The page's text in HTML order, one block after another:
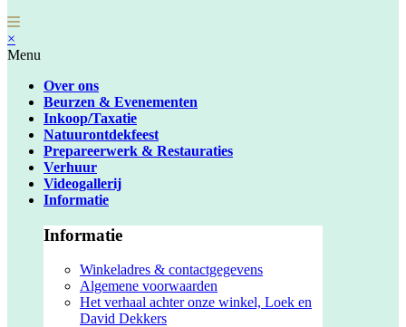
×
Menu
Over ons
Beurzen & Evenementen
Inkoop/Taxatie
Natuurontdekfeest
Prepareerwerk & Restauraties
Verhuur
Videogallerij
Informatie
Informatie
Winkeladres & contactgegevens
Algemene voorwaarden
Het verhaal achter onze winkel, Loek en
David Dekkers